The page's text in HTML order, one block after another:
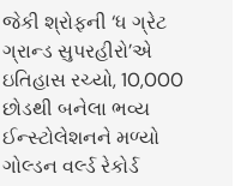
જેકી શ્રોફની ‘ધ ગ્રેટ
ગ્રાન્ડ સુપરહીરો’એ
ઇતિહાસ રચ્યો, 10,000
છોડથી બનેલા ભવ્ય
ઈન્સ્ટોલેશનને મળ્યો
ગોલ્ડન વર્લ્ડ રેકોર્ડ